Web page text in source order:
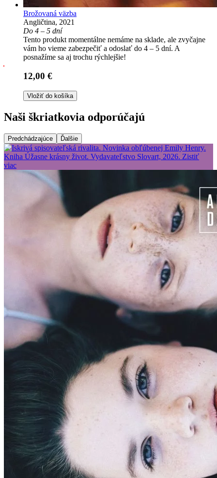
Brožovaná väzba
Angličtina, 2021
Do 4 – 5 dní
Tento produkt momentálne nemáme na sklade, ale zvyčajne
vám ho vieme zabezpečiť a odoslať do 4 – 5 dní. A
posnažíme sa aj trochu rýchlejšie!
12,00 €
Vložiť do košíka
Naši škriatkovia odporúčajú
Predchádzajúce Ďalšie